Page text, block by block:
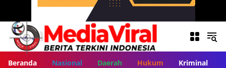
Beranda Nasional Daerah Hukum Kriminal